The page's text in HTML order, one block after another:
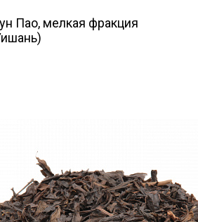
Пао, мелкая фракция